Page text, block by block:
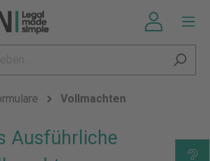
Vollmachten
Ausführliche